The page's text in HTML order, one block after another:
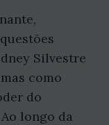
Silvestre
como
do
longo da